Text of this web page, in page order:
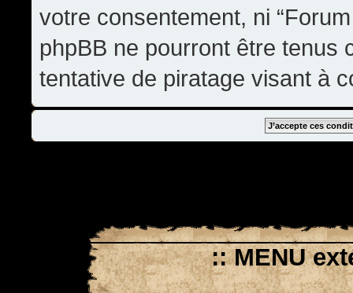
votre consentement, ni
phpBB ne pourront être tenus
tentative de piratage visant à
:: MENU